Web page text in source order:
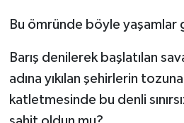
Bu ömründe böyle yaşamlar
Barış denilerek başlatılan
adına yıkılan şehirlerin
katletmesinde bu denli